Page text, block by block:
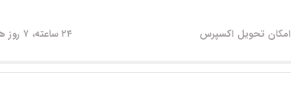
امکان تحویل اکسپرس ۲۴ ساعته، ۷ روز هفته